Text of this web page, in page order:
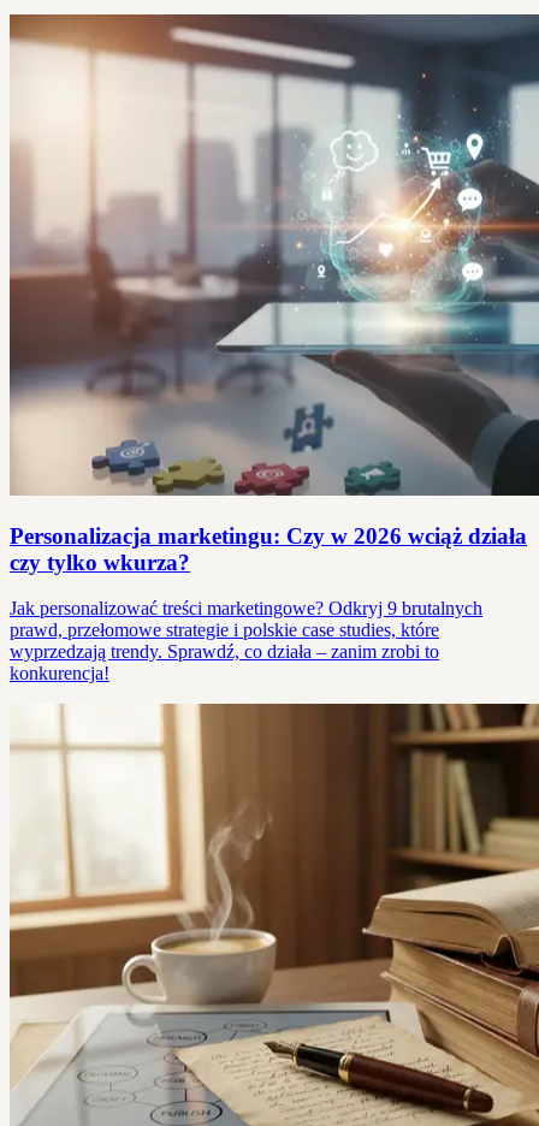
Personalizacja marketingu: Czy w 2026 wciąż działa
czy tylko wkurza?
Jak personalizować treści marketingowe? Odkryj 9 brutalnych
prawd, przełomowe strategie i polskie case studies, które
wyprzedzają trendy. Sprawdź, co działa – zanim zrobi to
konkurencja!